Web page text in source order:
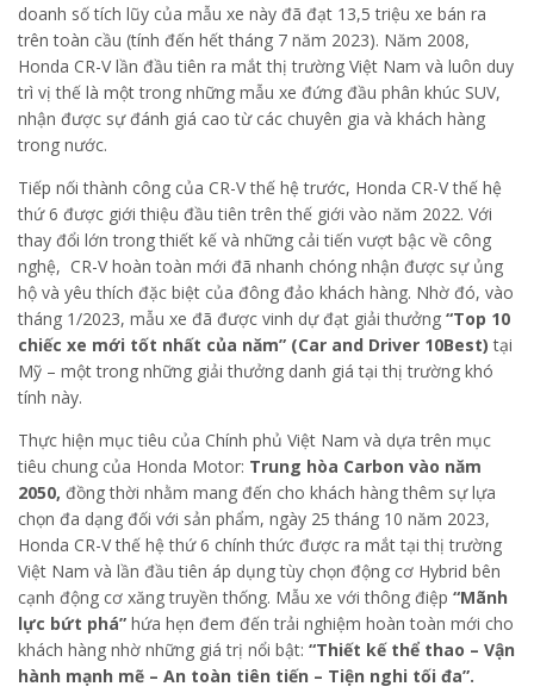
doanh số tích lũy của mẫu xe này đã đạt 13,5 triệu xe bán ra
trên toàn cầu (tính đến hết tháng 7 năm 2023). Năm 2008,
Honda CR-V lần đầu tiên ra mắt thị trường Việt Nam và luôn duy
trì vị thế là một trong những mẫu xe đứng đầu phân khúc SUV,
nhận được sự đánh giá cao từ các chuyên gia và khách hàng
trong nước.
Tiếp nối thành công của CR-V thế hệ trước, Honda CR-V thế hệ
thứ 6 được giới thiệu đầu tiên trên thế giới vào năm 2022. Với
thay đổi lớn trong thiết kế và những cải tiến vượt bậc về công
nghệ, CR-V hoàn toàn mới đã nhanh chóng nhận được sự ủng
hộ và yêu thích đặc biệt của đông đảo khách hàng. Nhờ đó, vào
tháng 1/2023, mẫu xe đã được vinh dự đạt giải thưởng “Top 10
chiếc xe mới tốt nhất của năm” (Car and Driver 10Best) tại
Mỹ – một trong những giải thưởng danh giá tại thị trường khó
tính này.
Thực hiện mục tiêu của Chính phủ Việt Nam và dựa trên mục
tiêu chung của Honda Motor: Trung hòa Carbon vào năm
2050, đồng thời nhằm mang đến cho khách hàng thêm sự lựa
chọn đa dạng đối với sản phẩm, ngày 25 tháng 10 năm 2023,
Honda CR-V thế hệ thứ 6 chính thức được ra mắt tại thị trường
Việt Nam và lần đầu tiên áp dụng tùy chọn động cơ Hybrid bên
cạnh động cơ xăng truyền thống. Mẫu xe với thông điệp “Mãnh
lực bứt phá” hứa hẹn đem đến trải nghiệm hoàn toàn mới cho
khách hàng nhờ những giá trị nổi bật: “Thiết kế thể thao – Vận
hành mạnh mẽ – An toàn tiên tiến – Tiện nghi tối đa”.